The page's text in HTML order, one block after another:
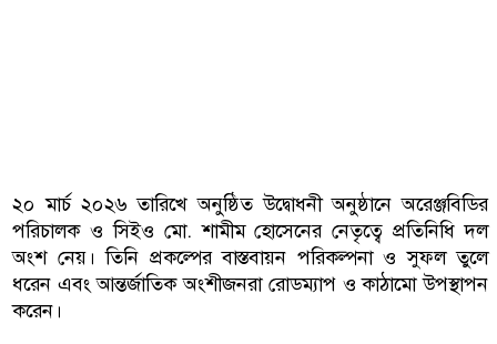
২০ মার্চ ২০২৬ তারিখে অনুষ্ঠিত উদ্বোধনী অনুষ্ঠানে অরেঞ্জবিডির
পরিচালক ও সিইও মো. শামীম হোসেনের নেতৃত্বে প্রতিনিধি দল
অংশ নেয়। তিনি প্রকল্পের বাস্তবায়ন পরিকল্পনা ও সুফল তুলে
ধরেন এবং আন্তর্জাতিক অংশীজনরা রোডম্যাপ ও কাঠামো উপস্থাপন
করেন।